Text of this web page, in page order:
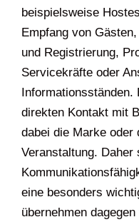
beispielsweise
Empfang von
und Registrierung,
Servicekräfte oder
Informationsständen.
direkten Kontakt mit
dabei die Marke oder
Veranstaltung. Daher
eine besonders
übernehmen